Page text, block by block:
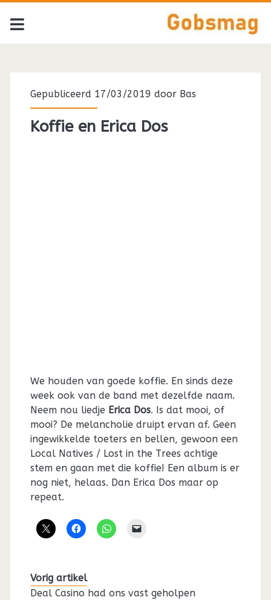
Gepubliceerd 17/03/2019 door Bas
Koffie en Erica Dos
We houden van goede koffie. En sinds deze
week ook van de band met dezelfde naam.
Neem nou liedje Erica Dos. Is dat mooi, of
mooi? De melancholie druipt ervan af. Geen
ingewikkelde toeters en bellen, gewoon een
Local Natives / Lost in the Trees achtige
stem en gaan met die koffie! Een album is er
nog niet, helaas. Dan Erica Dos maar op
repeat.
Vorig artikel
Deal Casino had ons vast geholpen